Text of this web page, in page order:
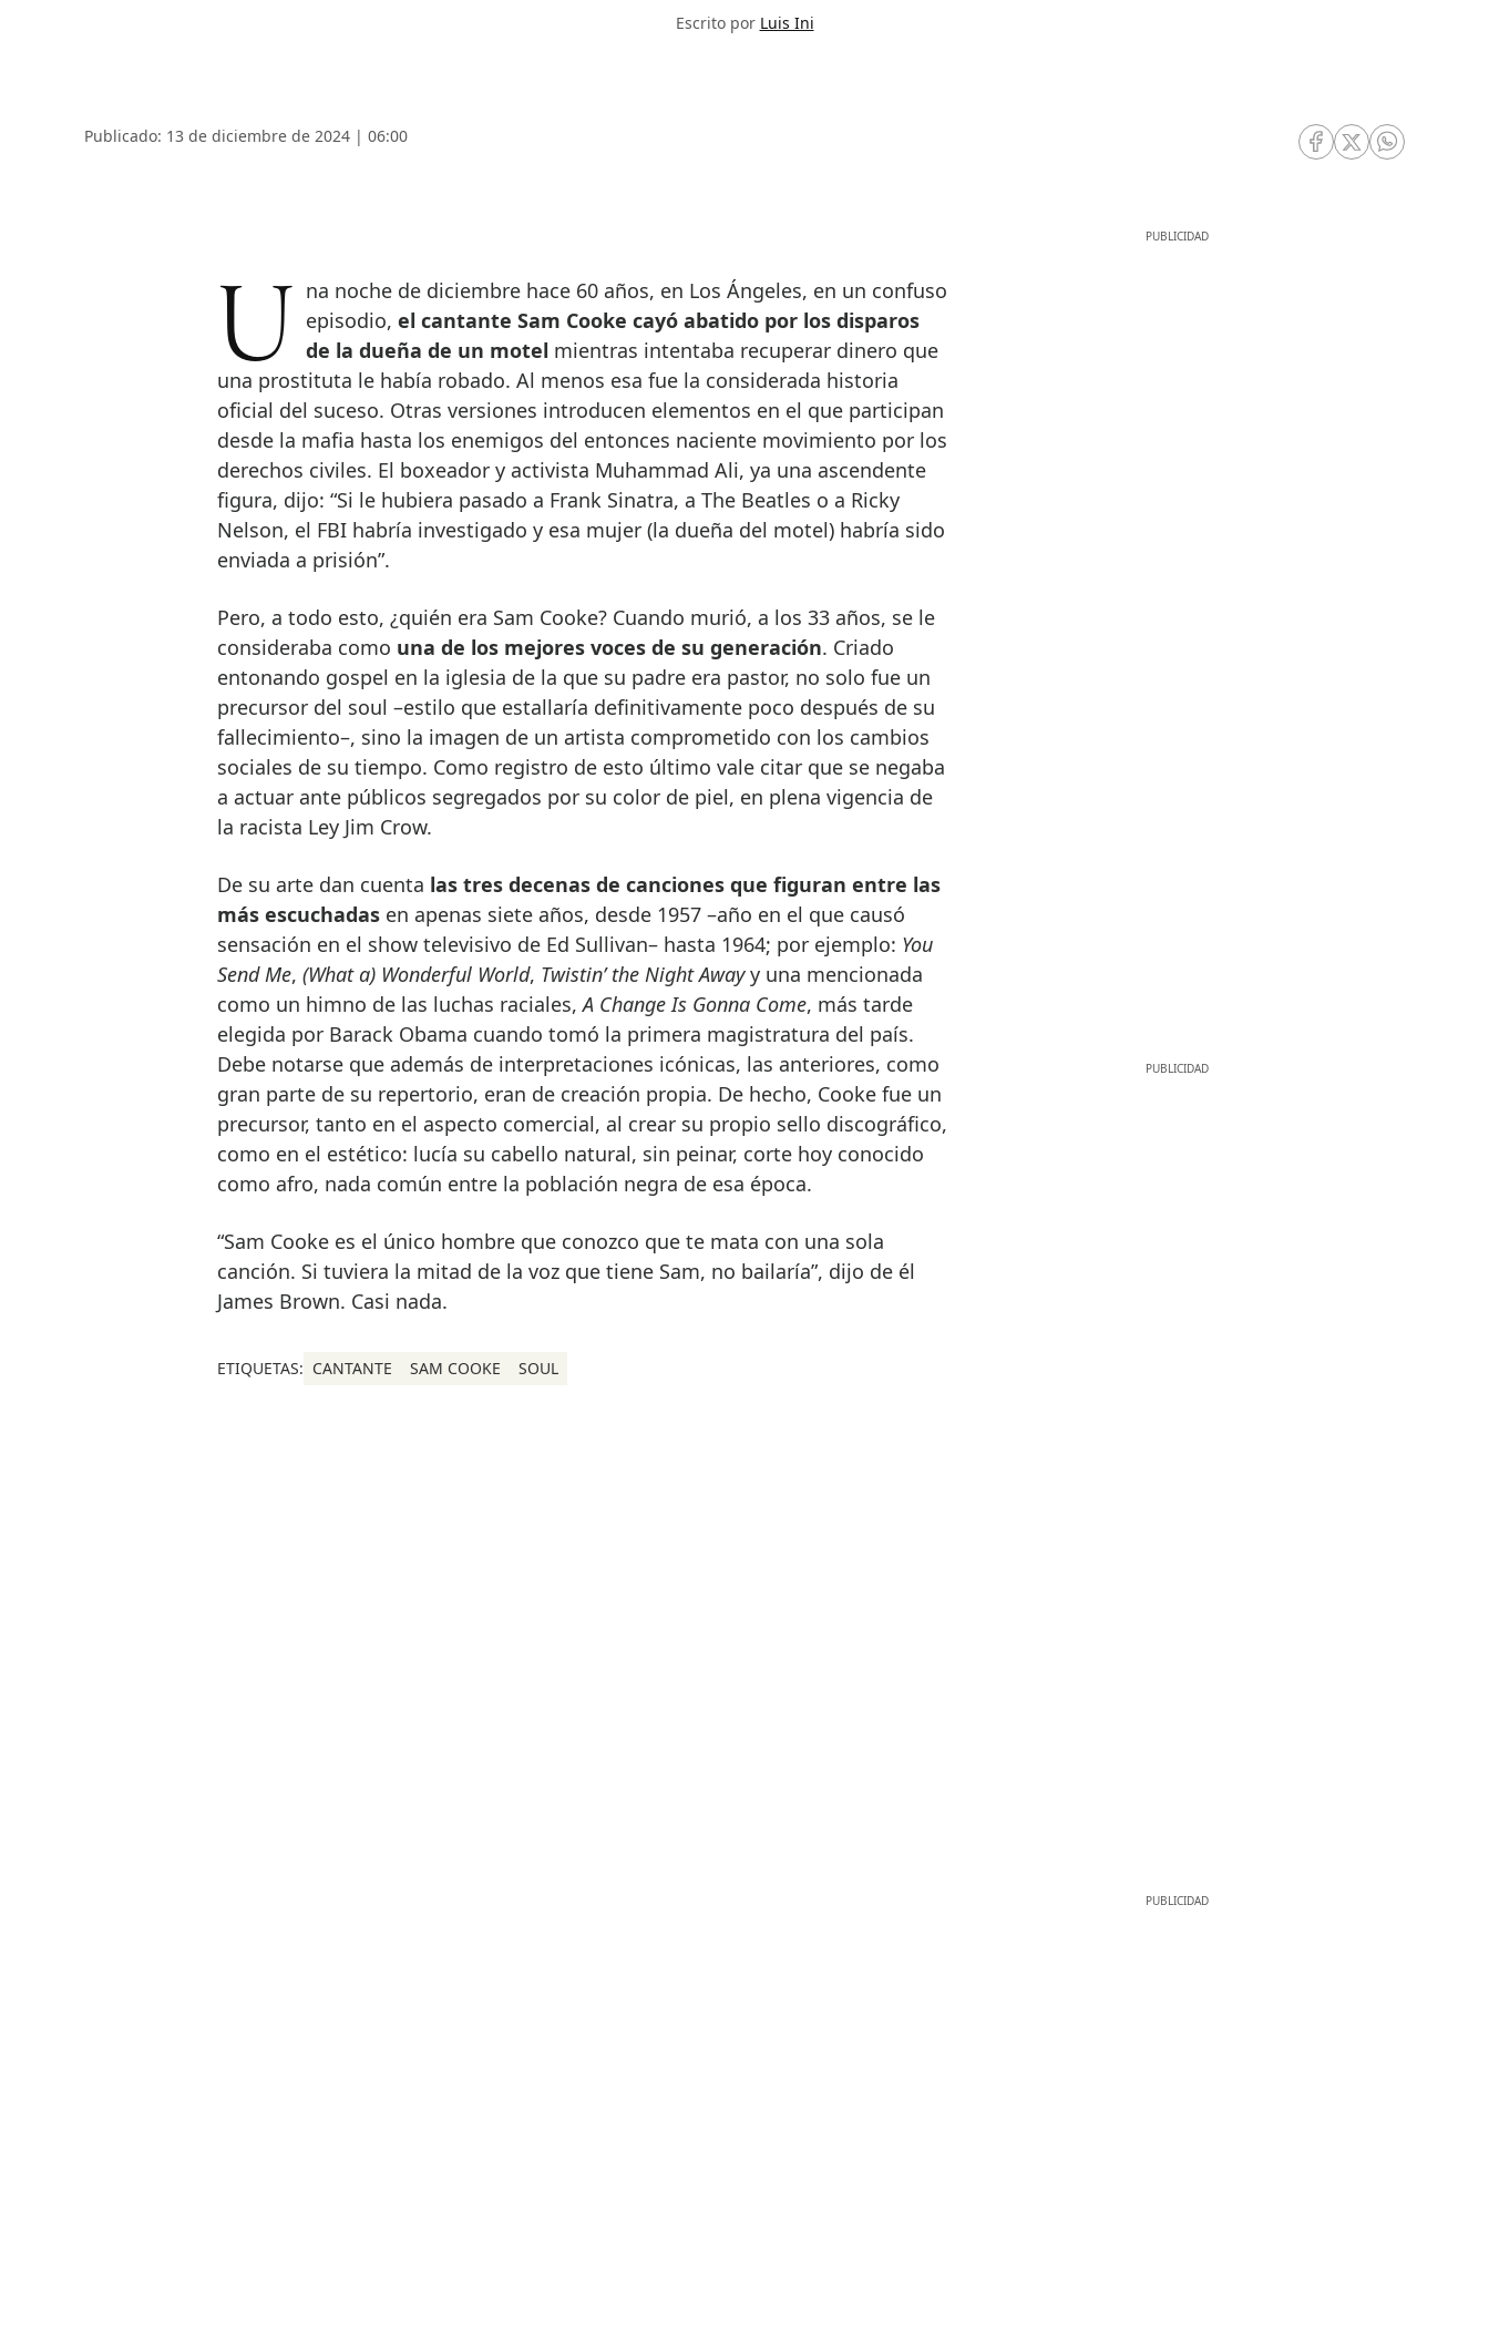
Escrito por Luis Ini
Publicado: 13 de diciembre de 2024 | 06:00
RRSS Facebook
RRSS Twitter
RRSS
Una noche de diciembre hace 60 años, en Los Ángeles, en un confuso episodio, el cantante Sam Cooke cayó abatido por los disparos
de la dueña de un motel mientras intentaba recuperar dinero que
una prostituta le había robado. Al menos esa fue la considerada historia
oficial del suceso. Otras versiones introducen elementos en el que participan
desde la mafia hasta los enemigos del entonces naciente movimiento por los
derechos civiles. El boxeador y activista Muhammad Ali, ya una ascendente
figura, dijo: “Si le hubiera pasado a Frank Sinatra, a The Beatles o a Ricky
Nelson, el FBI habría investigado y esa mujer (la dueña del motel) habría sido
enviada a prisión”.
Pero, a todo esto, ¿quién era Sam Cooke? Cuando murió, a los 33 años, se le
consideraba como una de los mejores voces de su generación. Criado
entonando gospel en la iglesia de la que su padre era pastor, no solo fue un
precursor del soul –estilo que estallaría definitivamente poco después de su
fallecimiento–, sino la imagen de un artista comprometido con los cambios
sociales de su tiempo. Como registro de esto último vale citar que se negaba
a actuar ante públicos segregados por su color de piel, en plena vigencia de
la racista Ley Jim Crow.
De su arte dan cuenta las tres decenas de canciones que figuran entre las
más escuchadas en apenas siete años, desde 1957 –año en el que causó
sensación en el show televisivo de Ed Sullivan– hasta 1964; por ejemplo: You
Send Me, (What a) Wonderful World, Twistin’ the Night Awayy una mencionada
como un himno de las luchas raciales,A Change Is Gonna Come, más tarde
elegida por Barack Obama cuando tomó la primera magistratura del país.
Debe notarse que además de interpretaciones icónicas, las anteriores, como
gran parte de su repertorio, eran de creación propia. De hecho, Cooke fue un
precursor, tanto en el aspecto comercial, al crear su propio sello discográfico,
como en el estético: lucía su cabello natural, sin peinar, corte hoy conocido
como afro, nada común entre la población negra de esa época.
“Sam Cooke es el único hombre que conozco que te mata con una sola
canción. Si tuviera la mitad de la voz que tiene Sam, no bailaría”, dijo de él
James Brown. Casi nada.
ETIQUETAS: CANTANTE SAM COOKE SOUL